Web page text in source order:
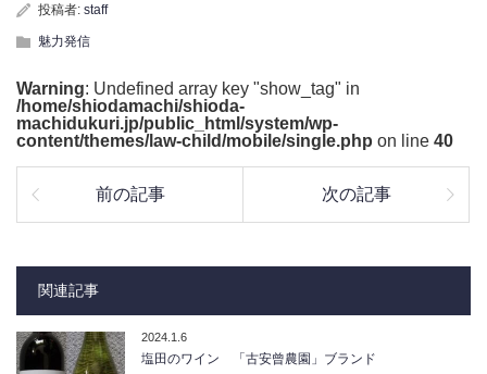
投稿者: staff
魅力発信
Warning: Undefined array key "show_tag" in
/home/shiodamachi/shioda-
machidukuri.jp/public_html/system/wp-
content/themes/law-child/mobile/single.php on line 40
前の記事 次の記事
関連記事
2024.1.6
塩田のワイン 「古安曾農園」ブランド